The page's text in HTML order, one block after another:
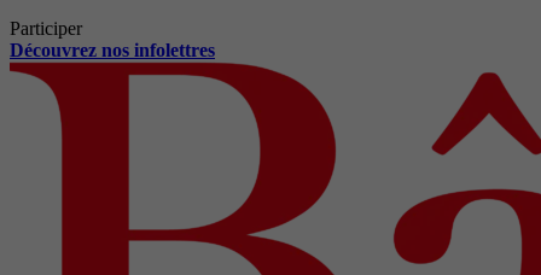
Participer
Découvrez nos infolettres